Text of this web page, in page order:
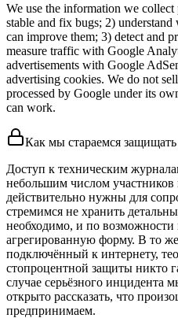
We use the information we
stable and fix bugs; 2)
can improve them; 3) detect and
measure traffic with Google
advertisements with Google
advertising cookies. We do not
processed by Google under its
can work.
Как мы стараемся
Доступ к техническим
небольшим числом
действительно нужны для
стремимся не хранить
необходимо, и по возможности
агрегированную форму. В то
подключённый к интернету,
стопроцентной защиты никто
случае серьёзного инцидента
открыто рассказать, что
предпринимаем.